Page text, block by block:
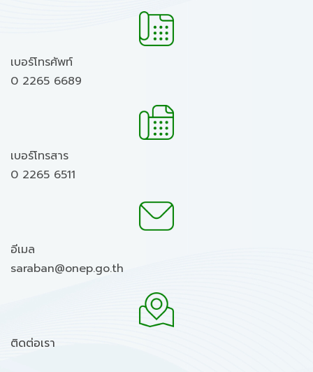
เบอร์โทรศัพท์
0 2265 6689
เบอร์โทรสาร
0 2265 6511
อีเมล
saraban@onep.go.th
ติดต่อเรา